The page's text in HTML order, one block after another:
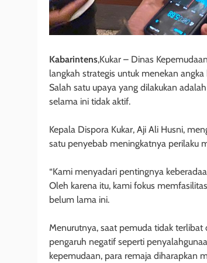
Kabarintens,Kukar – Dinas
langkah strategis untuk menekan
Salah satu upaya yang dilakukan
selama ini tidak aktif.
Kepala Dispora Kukar, Aji Ali Husni,
satu penyebab meningkatnya perilaku
“Kami menyadari pentingnya
Oleh karena itu, kami fokus
belum lama ini.
Menurutnya, saat pemuda tidak
pengaruh negatif seperti
kepemudaan, para remaja diharapkan